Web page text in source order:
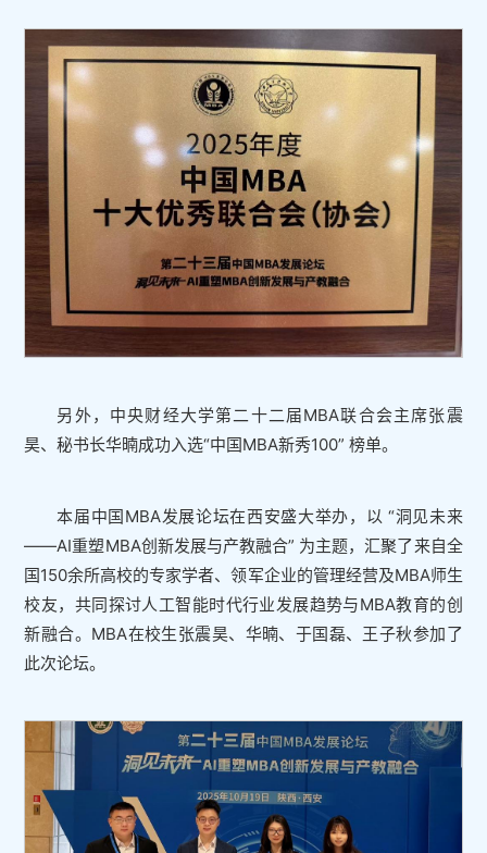
另外，中央财经大学第二十二届MBA联合会主席张震
昊、秘书长华暔成功入选“中国MBA新秀100” 榜单。
本届中国MBA发展论坛在西安盛大举办，以 “洞见未来
——AI重塑MBA创新发展与产教融合” 为主题，汇聚了来自全
国150余所高校的专家学者、领军企业的管理经营及MBA师生
校友，共同探讨人工智能时代行业发展趋势与MBA教育的创
新融合。MBA在校生张震昊、华暔、于国磊、王子秋参加了
此次论坛。